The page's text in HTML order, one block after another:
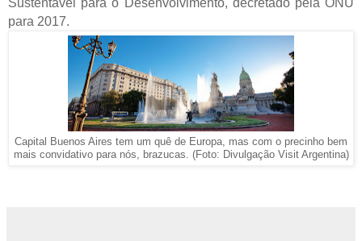
Sustentável para o Desenvolvimento, decretado pela ONU
para 2017.
Capital Buenos Aires tem um quê de Europa, mas com o precinho bem
mais convidativo para nós, brazucas. (Foto: Divulgação Visit Argentina)